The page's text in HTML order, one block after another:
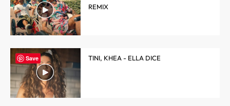
REMIX
TINI, KHEA - ELLA DICE
Save